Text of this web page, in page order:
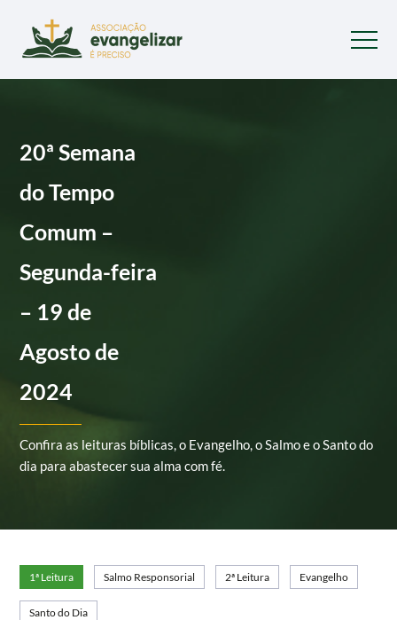
20ª Semana
do Tempo
Comum –
Segunda-feira
– 19 de
Agosto de
2024
Confira as leituras bíblicas, o Evangelho, o Salmo e o Santo do
dia para abastecer sua alma com fé.
1ª Leitura Salmo Responsorial 2ª Leitura Evangelho
Santo do Dia